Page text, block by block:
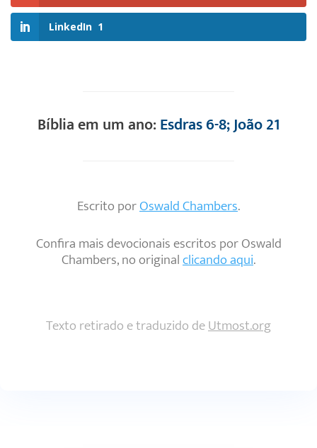
LinkedIn 1
Bíblia em um ano:Esdras 6-8; João 21
Escrito porOswald Chambers.
Confira mais devocionais escritos por Oswald
Chambers, no originalclicando aqui.
Texto retirado e traduzido deUtmost.org